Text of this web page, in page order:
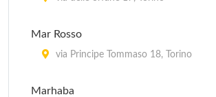
Mar Rosso
via Principe Tommaso 18, Torino
Marhaba